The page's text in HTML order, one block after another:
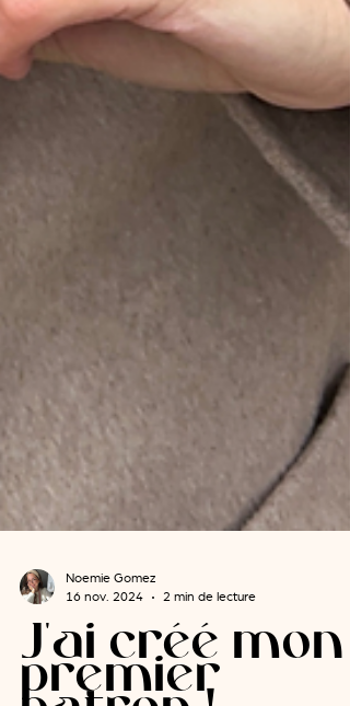
Noemie Gomez
16 nov. 2024
2 min de lecture